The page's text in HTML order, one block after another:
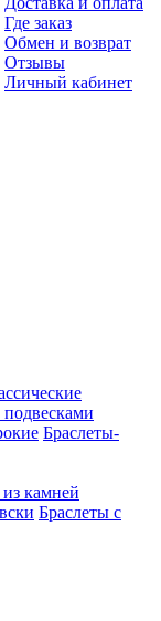
Где заказ
Обмен и возврат
Отзывы
Личный кабинет
подвесками
Браслеты-
камней
Браслеты с